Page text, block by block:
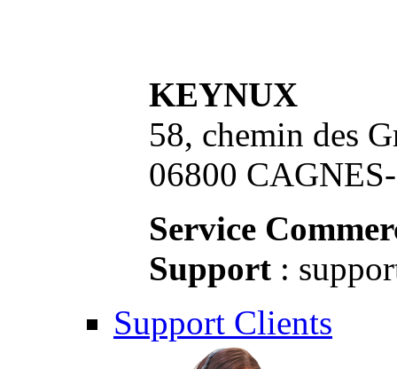
KEYNUX
58, chemin des
06800
Service
Support :
Support Clients